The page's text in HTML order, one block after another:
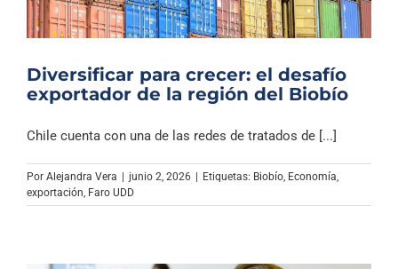
Diversificar para crecer: el desafío
exportador de la región del Biobío
Chile cuenta con una de las redes de tratados de [...]
Por Alejandra Vera | junio 2, 2026 | Etiquetas: Biobío Economía
exportación Faro UDD